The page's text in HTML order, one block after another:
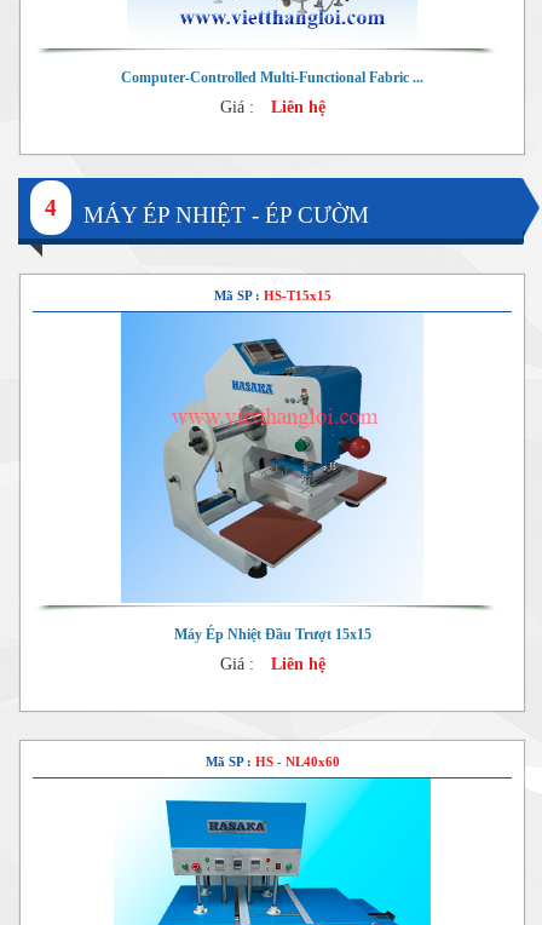
Computer-Controlled Multi-Functional Fabric ...
Giá : Liên hệ
4 MÁY ÉP NHIỆT - ÉP CƯỜM
Mã SP : HS-T15x15
Máy Ép Nhiệt Đầu Trượt 15x15
Giá : Liên hệ
Mã SP : HS - NL40x60